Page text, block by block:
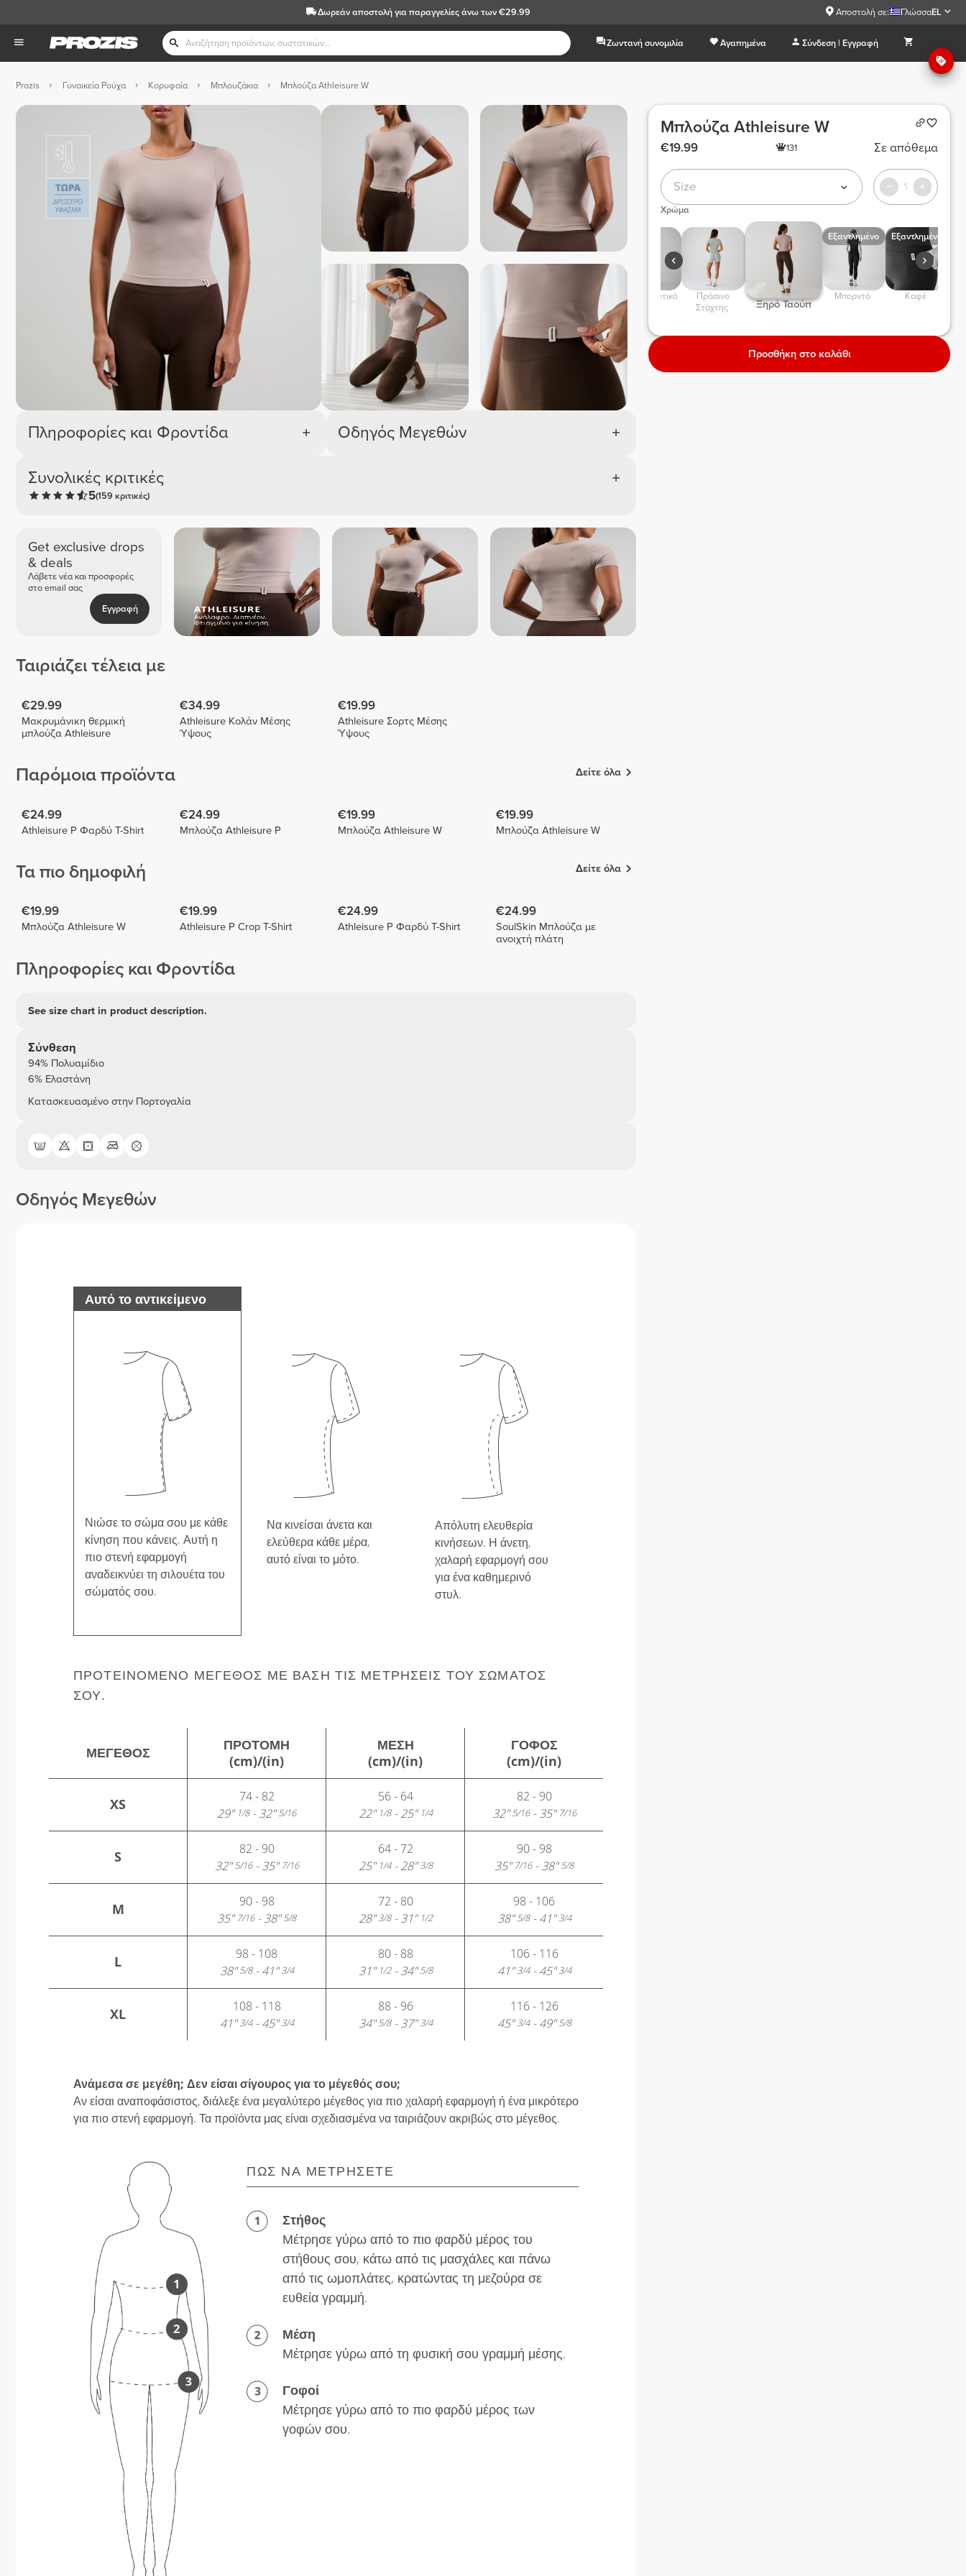
Δωρεάν αποστολήγια παραγγελίες άνω των €29.99 Αποστολή σε: ΓλώσσαEL
Ζωντανή συνομιλία Αγαπημένα Σύνδεση | Εγγραφή
Prozis Γυναικεία Ρούχα Κορυφαία Μπλουζάκια Μπλούζα Athleisure W
Πληροφορίες και Φροντίδα
Συνολικές κριτικές
5(159 κριτικές)
Οδηγός Μεγεθών
Get exclusive drops
& deals
Λάβετε νέα και προσφορές
στο email σας
Εγγραφή
Ταιριάζει τέλεια με
€29.99
Μακρυμάνικη θερμική
μπλούζα Athleisure
€34.99
Athleisure Κολάν Μέσης
Ύψους
€19.99
Athleisure Σορτς Μέσης
Ύψους
Παρόμοια προϊόντα Δείτε όλα
€24.99
Athleisure P Φαρδύ T-Shirt
€24.99
Μπλούζα Athleisure P
€19.99
Μπλούζα Athleisure W
€19.99
Μπλούζα Athleisure W
Τα πιο δημοφιλή Δείτε όλα
€19.99
Μπλούζα Athleisure W
€19.99
Athleisure P Crop T-Shirt
€24.99
Athleisure P Φαρδύ T-Shirt
€24.99
SoulSkin Μπλούζα με
ανοιχτή πλάτη
Πληροφορίες και Φροντίδα
See size chart in product description.
Σύνθεση
94% Πολυαμίδιο
6% Ελαστάνη
Κατασκευασμένο στην Πορτογαλία
Οδηγός Μεγεθών
Αυτό το αντικείμενο
Νιώσε το σώμα σου με κάθε
κίνηση που κάνεις. Αυτή η
πιο στενή εφαρμογή
αναδεικνύει τη σιλουέτα του
σώματός σου.
Να κινείσαι άνετα και
ελεύθερα κάθε μέρα,
αυτό είναι το μότο.
Απόλυτη ελευθερία
κινήσεων. Η άνετη,
χαλαρή εφαρμογή σου
για ένα καθημερινό
στυλ.
ΠΡΟΤΕΙΝΌΜΕΝΟ ΜΈΓΕΘΟΣ ΜΕ ΒΆΣΗ ΤΙΣ ΜΕΤΡΉΣΕΙΣ ΤΟΥ ΣΏΜΑΤΌΣ
ΣΟΥ.
ΜΈΓΕΘΟΣ
ΠΡΟΤΟΜΉ
(cm)/(in)
ΜΈΣΗ
(cm)/(in)
ΓΟΦΌΣ
(cm)/(in)
XS
74 - 82
29"1/8- 32"5/16
56 - 64
22"1/8- 25"1/4
82 - 90
32"5/16- 35"7/16
S
82 - 90
32"5/16- 35"7/16
64 - 72
25"1/4- 28"3/8
90 - 98
35"7/16- 38"5/8
M
90 - 98
35"7/16- 38"5/8
72 - 80
28"3/8- 31"1/2
98 - 106
38"5/8- 41"3/4
L
98 - 108
38"5/8- 41"3/4
80 - 88
31"1/2- 34"5/8
106 - 116
41"3/4- 45"3/4
XL
108 - 118
41"3/4- 45"3/4
88 - 96
34"5/8- 37"3/4
116 - 126
45"3/4- 49"5/8
Ανάμεσα σε μεγέθη; Δεν είσαι σίγουρος για το μέγεθός σου;
Αν είσαι αναποφάσιστος, διάλεξε ένα μεγαλύτερο μέγεθος για πιο χαλαρή εφαρμογή ή ένα μικρότερο
για πιο στενή εφαρμογή. Τα προϊόντα μας είναι σχεδιασμένα να ταιριάζουν ακριβώς στο μέγεθος.
ΠΏΣ ΝΑ ΜΕΤΡΉΣΕΤΕ
Στήθος
Μέτρησε γύρω από το πιο φαρδύ μέρος του
στήθους σου, κάτω από τις μασχάλες και πάνω
από τις ωμοπλάτες, κρατώντας τη μεζούρα σε
ευθεία γραμμή.
Μέση
Μέτρησε γύρω από τη φυσική σου γραμμή μέσης.
Γοφοί
Μέτρησε γύρω από το πιο φαρδύ μέρος των
γοφών σου.
Μπλούζα Athleisure W
€19.99 131 Σε απόθεμα
Size 1
Χρώμα
Off White Μπλε Ναυτικό
Στάχτης
Ξηρό Ταούπ
Εξαντλημένο
Μπορντό
Εξαντλημένο
Καφέ
Προσθήκη στο καλάθι